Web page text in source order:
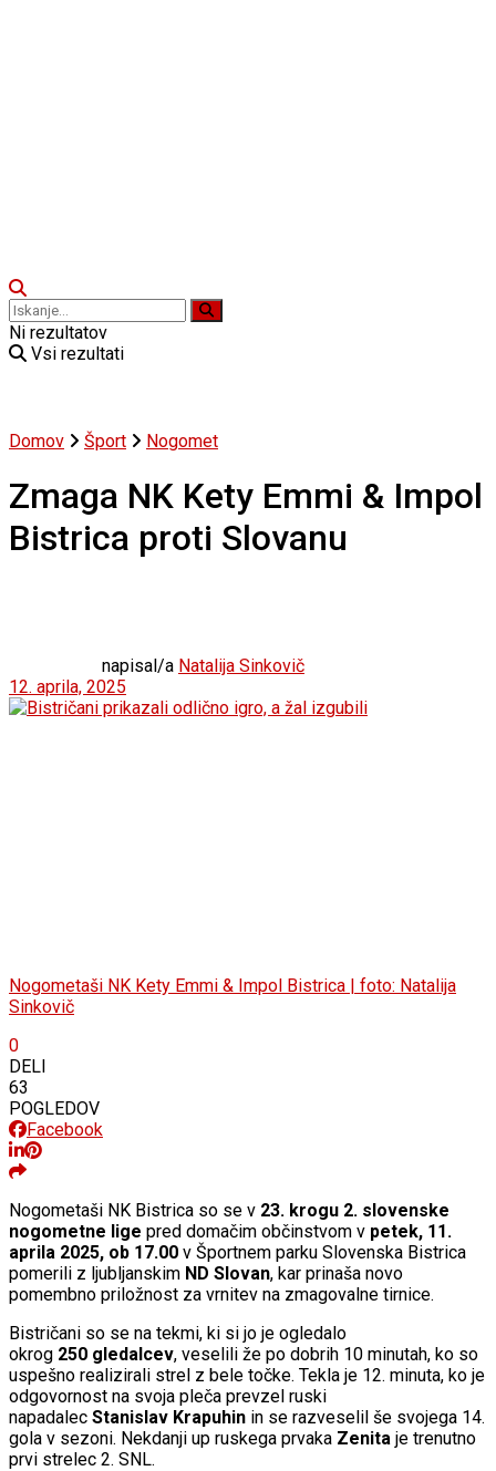
Ni rezultatov
Vsi rezultati
Domov Šport Nogomet
Zmaga NK Kety Emmi & Impol
Bistrica proti Slovanu
napisal/a Natalija Sinkovič
12. aprila, 2025
Nogometaši NK Kety Emmi & Impol Bistrica | foto: Natalija
Sinkovič
0
DELI
63
POGLEDOV
Facebook
Nogometaši NK Bistrica so se v 23. krogu 2. slovenske
nogometne lige pred domačim občinstvom v petek, 11.
aprila 2025, ob 17.00 v Športnem parku Slovenska Bistrica
pomerili z ljubljanskim ND Slovan, kar prinaša novo
pomembno priložnost za vrnitev na zmagovalne tirnice.
Bistričani so se na tekmi, ki si jo je ogledalo
okrog 250 gledalcev, veselili že po dobrih 10 minutah, ko so
uspešno realizirali strel z bele točke. Tekla je 12. minuta, ko je
odgovornost na svoja pleča prevzel ruski
napadalec Stanislav Krapuhin in se razveselil še svojega 14.
gola v sezoni. Nekdanji up ruskega prvaka Zenita je trenutno
prvi strelec 2. SNL.